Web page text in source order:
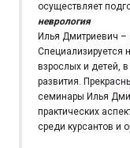
осуществляет
неврология
Илья Дмитриевич –
Специализируется
взрослых и детей,
развития.
семинары Илья
практических
среди курсантов и